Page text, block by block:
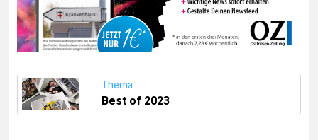
Thema
Best of 2023